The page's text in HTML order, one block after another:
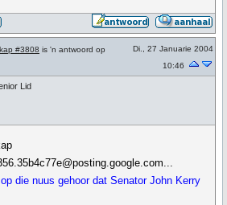
#3808 is 'n antwoord op
Di., 27 Januarie 2004
10:46
Lid
die nuus gehoor dat Senator John Kerry